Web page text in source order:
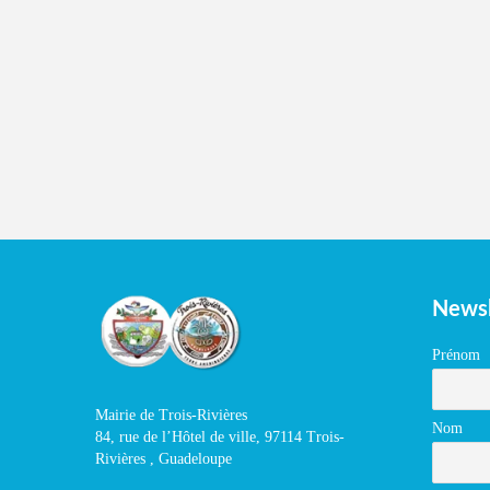
Mairie de Trois-Rivières
84, rue de l’Hôtel de ville, 97114 Trois-
Rivières , Guadeloupe
Prénom
Nom